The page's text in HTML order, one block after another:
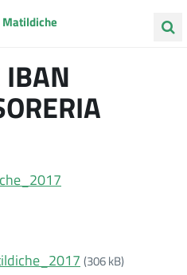
Matildiche
Vezzano sul Crostolo
IBAN
(306 kB)